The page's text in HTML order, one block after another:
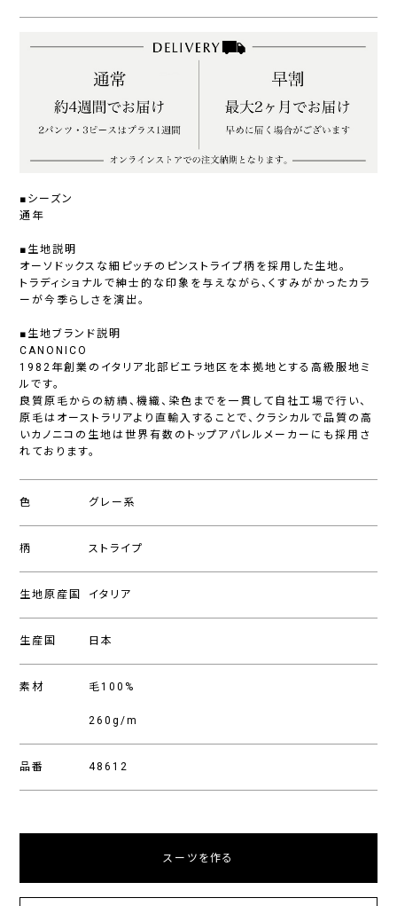
■シーズン
通年
■生地説明
オーソドックスな細ピッチのピンストライプ柄を採用した生地。
トラディショナルで紳士的な印象を与えながら、くすみがかったカラ
ーが今季らしさを演出。
■生地ブランド説明
CANONICO
1982年創業のイタリア北部ビエラ地区を本拠地とする高級服地ミ
ルです。
良質原毛からの紡績、機織、染色までを一貫して自社工場で行い、
原毛はオーストラリアより直輸入することで、クラシカルで品質の高
いカノニコの生地は世界有数のトップアパレルメーカーにも採用さ
れております。
色 グレー系
柄 ストライプ
生地原産国 イタリア
生産国 日本
素材 毛100%
260g/m
品番 48612
スーツを作る